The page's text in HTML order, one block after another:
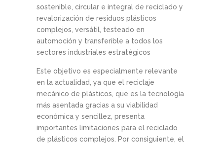
sostenible, circular e integral de reciclado y
revalorización de residuos plásticos
complejos, versátil, testeado en
automoción y transferible a todos los
sectores industriales estratégicos
Este objetivo es especialmente relevante
en la actualidad, ya que el reciclaje
mecánico de plásticos, que es la tecnología
más asentada gracias a su viabilidad
económica y sencillez, presenta
importantes limitaciones para el reciclado
de plásticos complejos. Por consiguiente, el